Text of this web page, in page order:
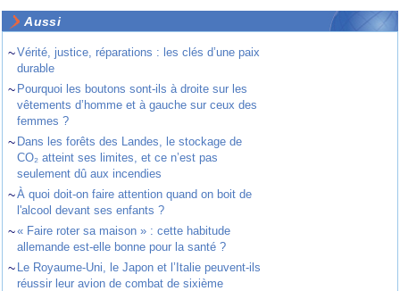
Aussi
~Vérité, justice, réparations : les clés d’une paix
durable
~ Pourquoi les boutons sont-ils à droite sur les
vêtements d’homme et à gauche sur ceux des
femmes ?
~ Dans les forêts des Landes, le stockage de
CO₂ atteint ses limites, et ce n’est pas
seulement dû aux incendies
~À quoi doit-on faire attention quand on boit de
l'alcool devant ses enfants ?
~« Faire roter sa maison » : cette habitude
allemande est-elle bonne pour la santé ?
~ Le Royaume-Uni, le Japon et l’Italie peuvent-ils
réussir leur avion de combat de sixième